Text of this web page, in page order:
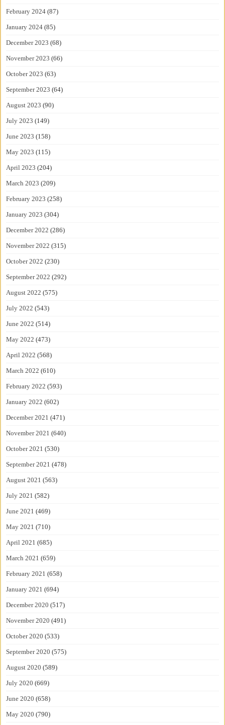
February 2024 (87)
January 2024 (85)
December 2023 (68)
November 2023 (66)
October 2023 (63)
September 2023 (64)
August 2023 (90)
July 2023 (149)
June 2023 (158)
May 2023 (115)
April 2023 (204)
March 2023 (209)
February 2023 (258)
January 2023 (304)
December 2022 (286)
November 2022 (315)
October 2022 (230)
September 2022 (292)
August 2022 (575)
July 2022 (543)
June 2022 (514)
May 2022 (473)
April 2022 (568)
March 2022 (610)
February 2022 (593)
January 2022 (602)
December 2021 (471)
November 2021 (640)
October 2021 (530)
September 2021 (478)
August 2021 (563)
July 2021 (582)
June 2021 (469)
May 2021 (710)
April 2021 (685)
March 2021 (659)
February 2021 (658)
January 2021 (694)
December 2020 (517)
November 2020 (491)
October 2020 (533)
September 2020 (575)
August 2020 (589)
July 2020 (669)
June 2020 (658)
May 2020 (790)